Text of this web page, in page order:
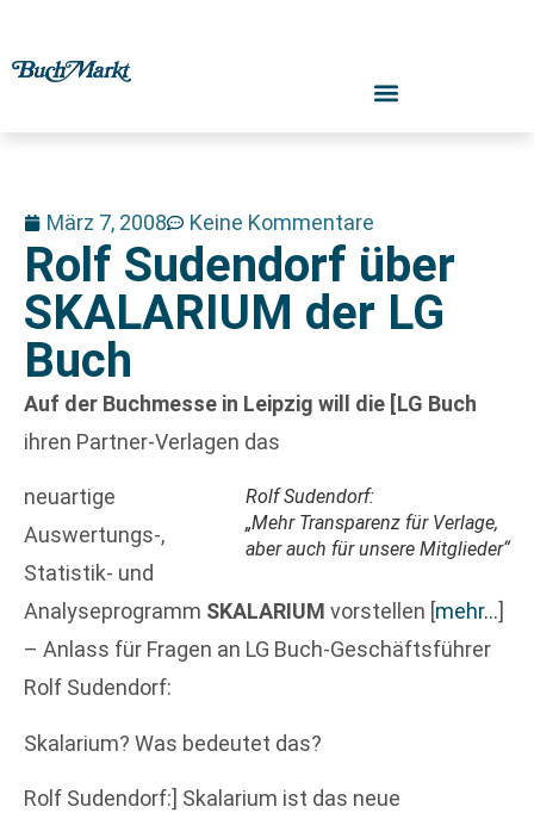
März 7, 2008 Keine Kommentare
Rolf Sudendorf über
SKALARIUM der LG
Buch
Auf der Buchmesse in Leipzig will die [LG Buch
ihren Partner-Verlagen das
Rolf Sudendorf:
„Mehr Transparenz für Verlage,
aber auch für unsere Mitglieder“
neuartige
Auswertungs-,
Statistik- und
Analyseprogramm SKALARIUM vorstellen [mehr…]
– Anlass für Fragen an LG Buch-Geschäftsführer
Rolf Sudendorf:
Skalarium? Was bedeutet das?
Rolf Sudendorf:] Skalarium ist das neue